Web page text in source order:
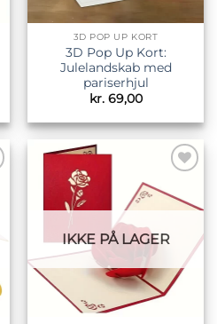
3D POP UP KORT
3D Pop Up Kort:
Julelandskab med
pariserhjul
kr.69,00
Tilføj til
ønskeliste
IKKE PÅ LAGER